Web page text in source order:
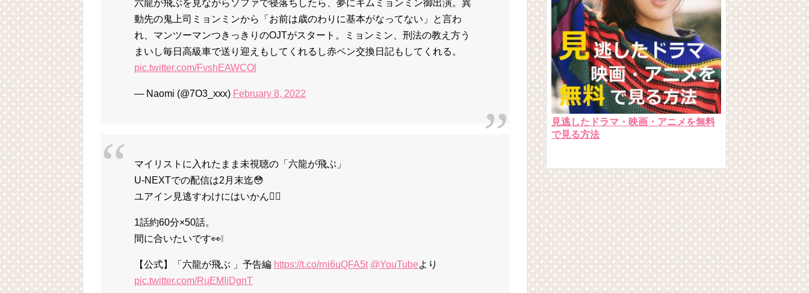
六龍が飛ぶを見ながらソファで寝落ちしたら、夢にキムミョンミン御出演。異
動先の鬼上司ミョンミンから「お前は歳のわりに基本がなってない」と言わ
れ、マンツーマンつきっきりのOJTがスタート。ミョンミン、刑法の教え方う
まいし毎日高級車で送り迎えもしてくれるし赤ペン交換日記もしてくれる。
pic.twitter.com/FvshEAWCOl
— Naomi (@7O3_xxx) February 8, 2022
マイリストに入れたまま未視聴の「六龍が飛ぶ」
U-NEXTでの配信は2月末迄😳
ユアイン見逃すわけにはいかん❤️‍🔥
1話約60分×50話。
間に合いたいです👀❕
【公式】「六龍が飛ぶ 」予告編 https://t.co/rni6uQFA5t @YouTubeより
pic.twitter.com/RuEMIiDgnT
見逃したドラマ・映画・アニメを無料
で見る方法